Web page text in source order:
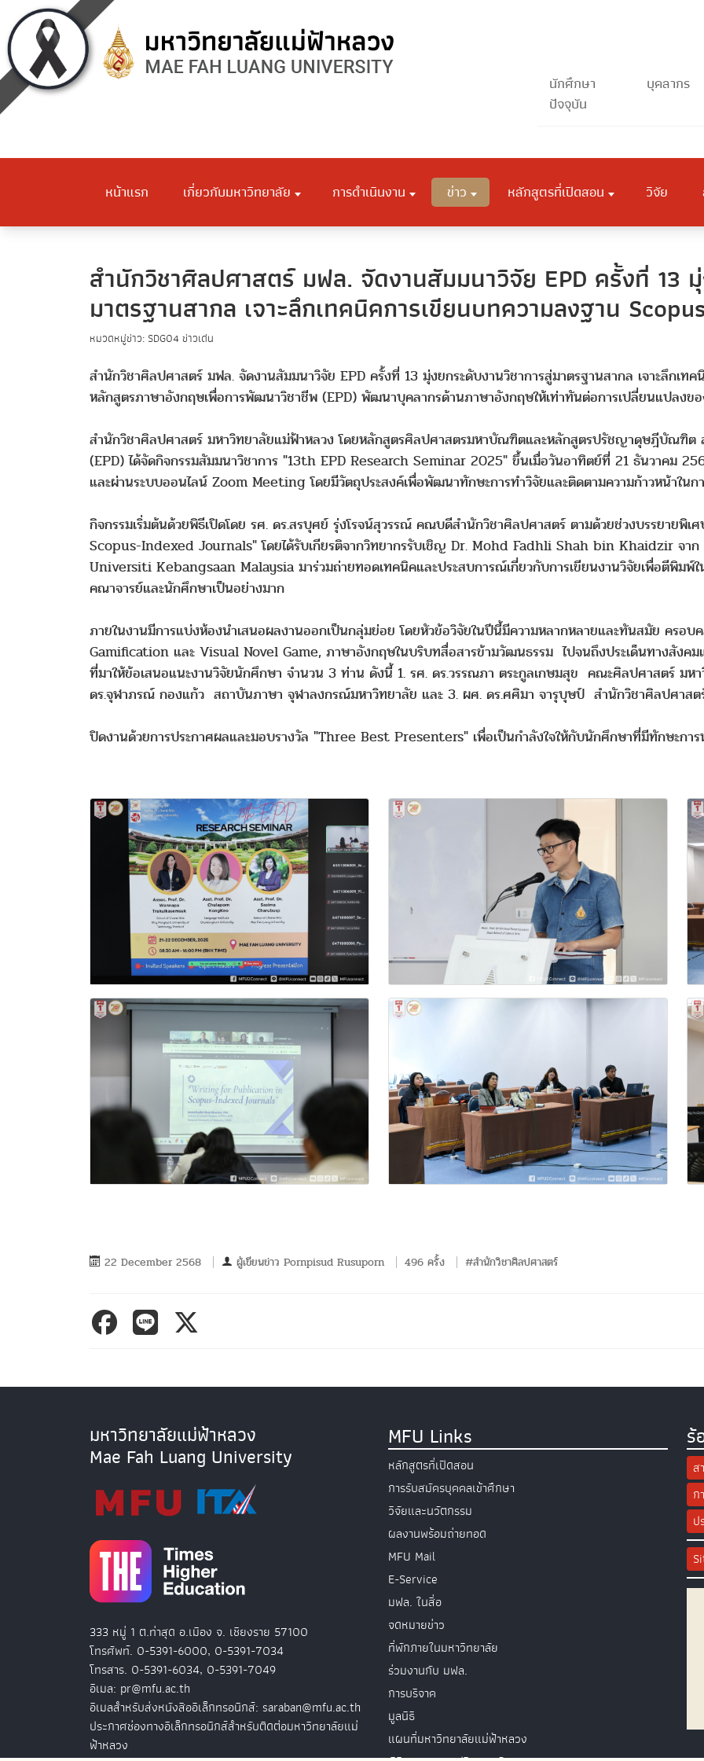
นักศึกษา
ปัจจุบัน
บุคลากร
หน้าแรก เกี่ยวกับมหาวิทยาลัย การดำเนินงาน ข่าว หลักสูตรที่เปิดสอน วิจัย
สำนักวิชาศิลปศาสตร์ มฟล. จัดงานสัมมนาวิจัย EPD ครั้งที่ 13
มาตรฐานสากล เจาะลึกเทคนิคการเขียนบทความลงฐาน
หมวดหมู่ข่าว: SDG04ข่าวเด่น
สำนักวิชาศิลปศาสตร์ มฟล. จัดงานสัมมนาวิจัย EPD ครั้งที่ 13 มุ่งยกระดับงานวิชาการสู่มาตรฐานสากล เจาะลึกเท
หลักสูตรภาษาอังกฤษเพื่อการพัฒนาวิชาชีพ (EPD) พัฒนาบุคลากรด้านภาษาอังกฤษให้เท่าทันต่อการเปลี่ยนแปลงขอ
สำนักวิชาศิลปศาสตร์ มหาวิทยาลัยแม่ฟ้าหลวง โดยหลักสูตรศิลปศาสตรมหาบัณฑิตและหลักสูตรปรัชญาดุษฎีบัณฑิต
(EPD) ได้จัดกิจกรรมสัมมนาวิชาการ "13th EPD Research Seminar 2025" ขึ้นเมื่อวันอาทิตย์ที่ 21 ธันวาคม
และผ่านระบบออนไลน์ Zoom Meeting โดยมีวัตถุประสงค์เพื่อพัฒนาทักษะการทำวิจัยและติดตามความก้าวหน้าใ
กิจกรรมเริ่มต้นด้วยพิธีเปิดโดย รศ. ดร.สรบุศย์ รุ่งโรจน์สุวรรณ์ คณบดีสำนักวิชาศิลปศาสตร์ ตามด้วยช่วงบรรยา
Scopus-Indexed Journals" โดยได้รับเกียรติจากวิทยากรรับเชิญ Dr. Mohd Fadhli Shah bin Khaidzir จ
Universiti Kebangsaan Malaysia มาร่วมถ่ายทอดเทคนิคและประสบการณ์เกี่ยวกับการเขียนงานวิจัยเพื่อตีพิมพ์ใ
คณาจารย์และนักศึกษาเป็นอย่างมาก
ภายในงานมีการแบ่งห้องนำเสนอผลงานออกเป็นกลุ่มย่อย โดยหัวข้อวิจัยในปีนี้มีความหลากหลายและทันสมัย ครอบ
Gamification และ Visual Novel Game, ภาษาอังกฤษในบริบทสื่อสารข้ามวัฒนธรรม ไปจนถึงประเด็นทางสังคม
ที่มาให้ข้อเสนอแนะงานวิจัยนักศึกษา จำนวน 3 ท่าน ดังนี้ 1. รศ. ดร.วรรณภา ตระกูลเกษมสุข คณะศิลปศาสตร์ มหา
ดร.จุฬาภรณ์ กองแก้ว สถาบันภาษา จุฬาลงกรณ์มหาวิทยาลัย และ 3. ผศ. ดร.ศศิมา จารุบุษป์ สำนักวิชาศิลปศาสต
ปิดงานด้วยการประกาศผลและมอบรางวัล "Three Best Presenters" เพื่อเป็นกำลังใจให้กับนักศึกษาที่มีทักษะกา
22 December 2568 ผู้เขียนข่าว Pornpisud Rusuporn 496 ครั้ง #สำนักวิชาศิลปศาสตร์
มหาวิทยาลัยแม่ฟ้าหลวง
Mae Fah Luang University
333 หมู่ 1 ต.ท่าสุด อ.เมือง จ. เชียงราย 57100
โทรศัพท์. 0-5391-6000, 0-5391-7034
โทรสาร. 0-5391-6034, 0-5391-7049
อีเมล: pr@mfu.ac.th
อีเมลสำหรับส่งหนังสืออิเล็กทรอนิกส์: saraban@mfu.ac.th
ประกาศช่องทางอิเล็กทรอนิกส์สำหรับติดต่อมหาวิทยาลัยแม่
ฟ้าหลวง
MFU Links
หลักสูตรที่เปิดสอน
การรับสมัครบุคคลเข้าศึกษา
วิจัยและนวัตกรรม
ผลงานพร้อมถ่ายทอด
MFU Mail
E-Service
มฟล. ในสื่อ
จดหมายข่าว
ที่พักภายในมหาวิทยาลัย
ร่วมงานกับ มฟล.
การบริจาค
มูลนิธิ
แผนที่มหาวิทยาลัยแม่ฟ้าหลวง
ร้
ส
ก
ป